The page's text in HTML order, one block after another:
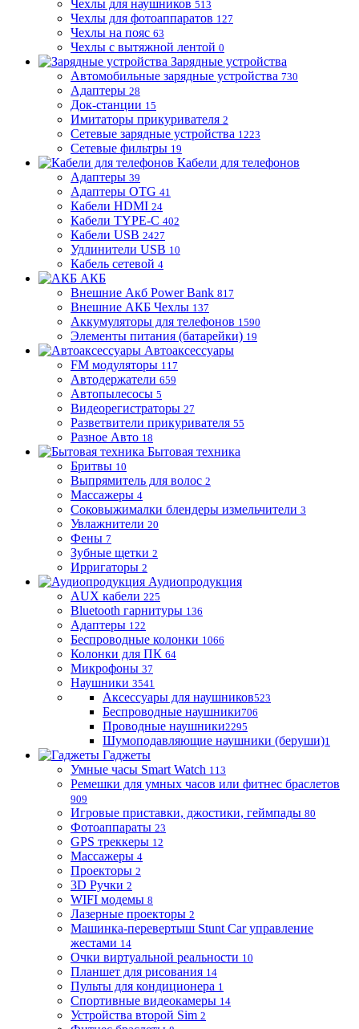
Чехлы для наушников 513
Чехлы для фотоаппаратов 127
Чехлы на пояс 63
Чехлы с вытяжной лентой 0
Зарядные устройства
Автомобильные зарядные устройства 730
Адаптеры 28
Док-станции 15
Имитаторы прикуривателя 2
Сетевые зарядные устройства 1223
Сетевые фильтры 19
Кабели для телефонов
Адаптеры 39
Адаптеры OTG 41
Кабели HDMI 24
Кабели TYPE-C 402
Кабели USB 2427
Удлинители USB 10
Кабель сетевой 4
АКБ
Внешние Акб Power Bank 817
Внешние АКБ Чехлы 137
Аккумуляторы для телефонов 1590
Элементы питания (батарейки) 19
Автоаксессуары
FM модуляторы 117
Автодержатели 659
Автопылесосы 5
Видеорегистраторы 27
Разветвители прикуривателя 55
Разное Авто 18
Бытовая техника
Бритвы 10
Выпрямитель для волос 2
Массажеры 4
Соковыжималки блендеры измельчители 3
Увлажнители 20
Фены 7
Зубные щетки 2
Ирригаторы 2
Аудиопродукция
AUX кабели 225
Bluetooth гарнитуры 136
Адаптеры 122
Беспроводные колонки 1066
Колонки для ПК 64
Микрофоны 37
Наушники 3541
Аксессуары для наушников523
Беспроводные наушники706
Проводные наушники2295
Шумоподавляющие наушники (беруши)1
Гаджеты
Умные часы Smart Watch 113
Ремешки для умных часов или фитнес браслетов
909
Игровые приставки, джостики, геймпады 80
Фотоаппараты 23
GPS треккеры 12
Массажеры 4
Проекторы 2
3D Ручки 2
WIFI модемы 8
Лазерные проекторы 2
Машинка-перевертыш Stunt Car управление
жестами 14
Очки виртуальной реальности 10
Планшет для рисования 14
Пульты для кондиционера 1
Спортивные видеокамеры 14
Устройства второй Sim 2